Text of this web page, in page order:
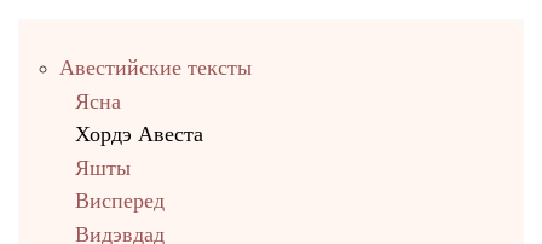
столбец
Авестийские тексты
Ясна
Хордэ Авеста
Яшты
Висперед
Видэвдад